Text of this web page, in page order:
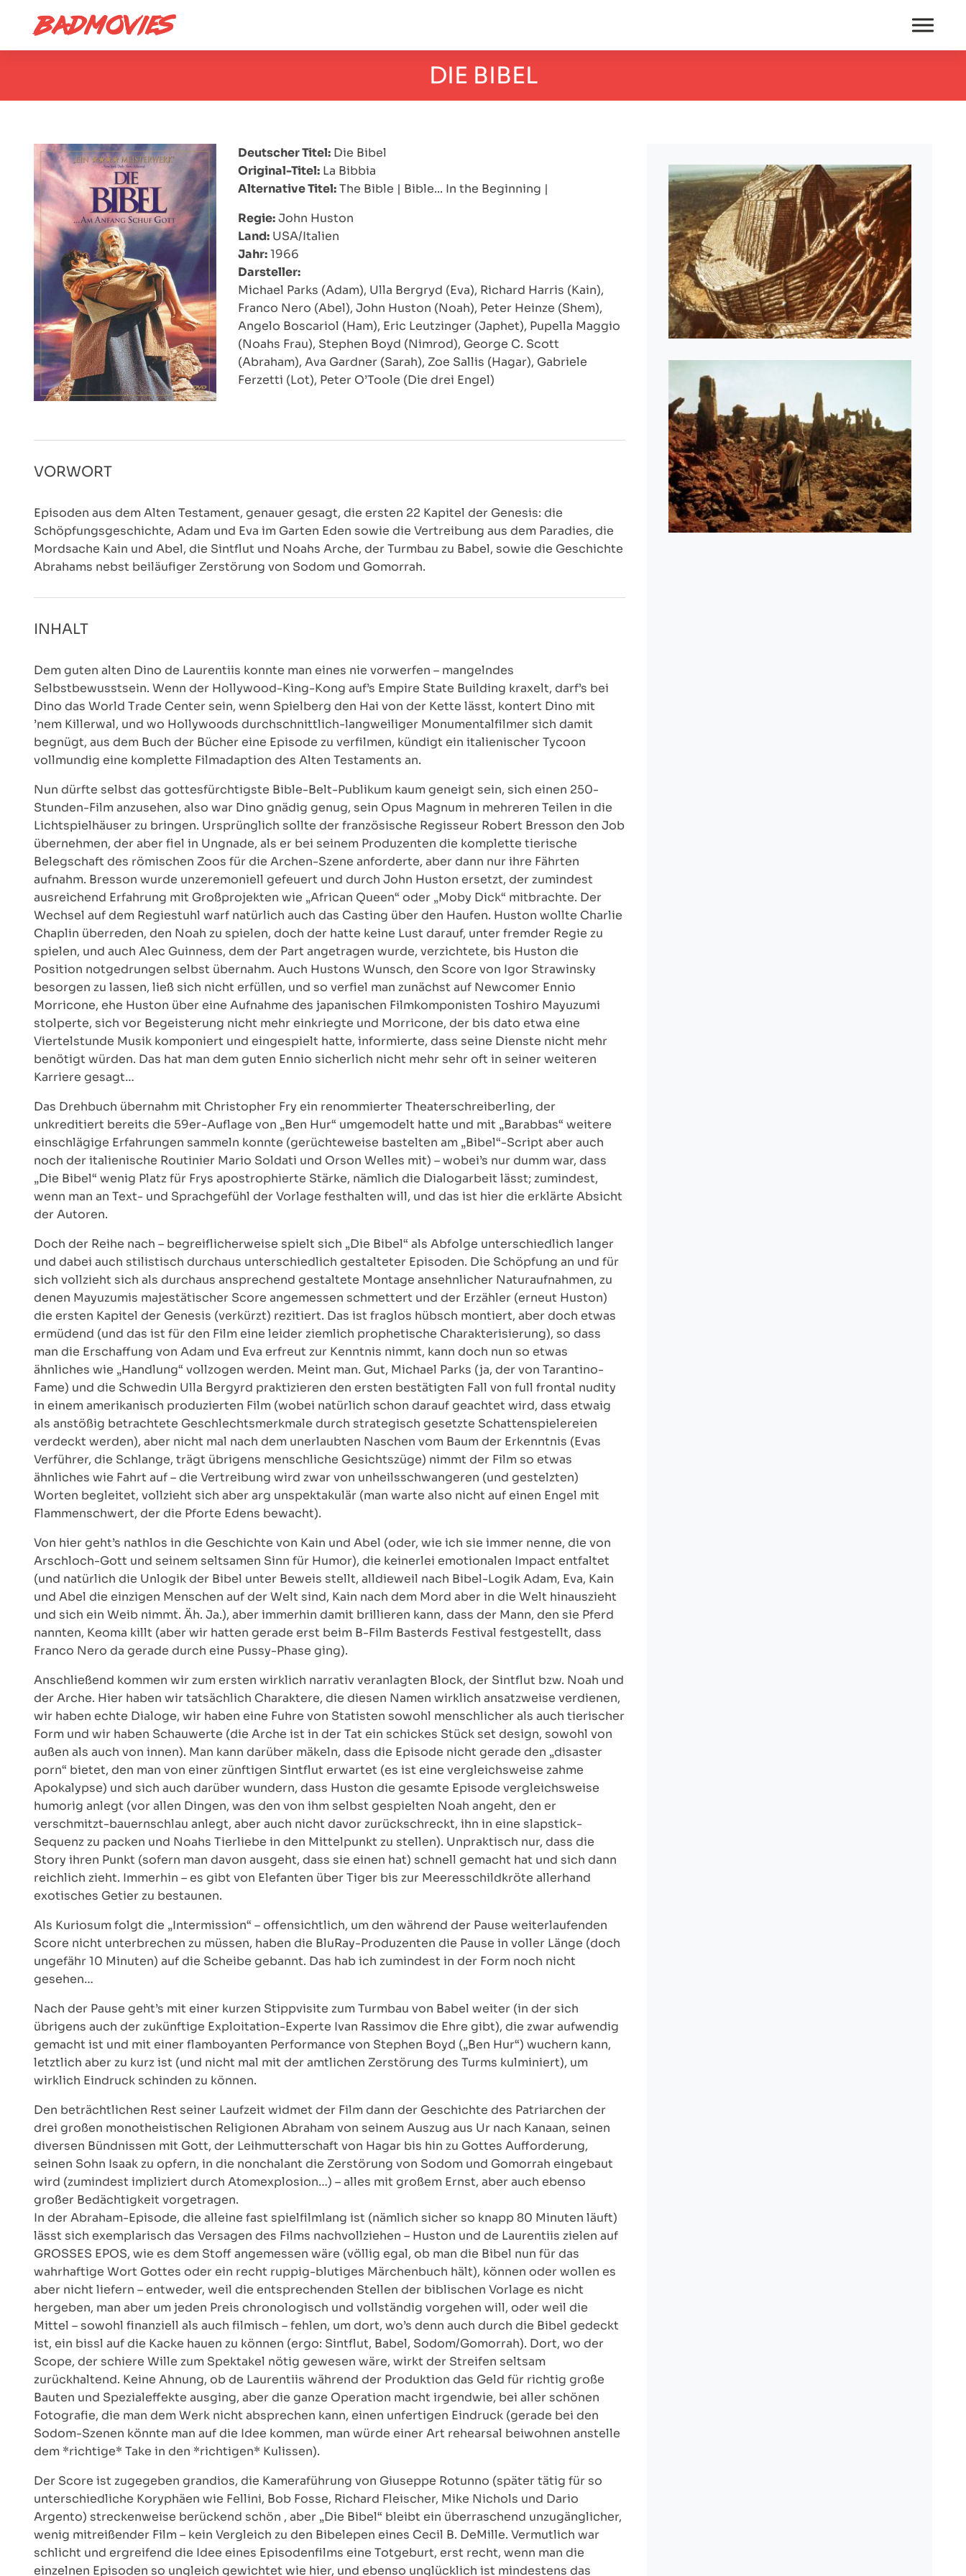
DIE BIBEL
Deutscher Titel: Die Bibel
Original-Titel: La Bibbia
Alternative Titel: The Bible | Bible... In the Beginning |
Regie:John Huston
Land: USA/Italien
Jahr:1966
Darsteller:
Michael Parks (Adam), Ulla Bergryd (Eva), Richard Harris (Kain),
Franco Nero (Abel), John Huston (Noah), Peter Heinze (Shem),
Angelo Boscariol (Ham), Eric Leutzinger (Japhet), Pupella Maggio
(Noahs Frau), Stephen Boyd (Nimrod), George C. Scott
(Abraham), Ava Gardner (Sarah), Zoe Sallis (Hagar), Gabriele
Ferzetti (Lot), Peter O’Toole (Die drei Engel)
VORWORT
Episoden aus dem Alten Testament, genauer gesagt, die ersten 22 Kapitel der Genesis: die
Schöpfungsgeschichte, Adam und Eva im Garten Eden sowie die Vertreibung aus dem Paradies, die
Mordsache Kain und Abel, die Sintflut und Noahs Arche, der Turmbau zu Babel, sowie die Geschichte
Abrahams nebst beiläufiger Zerstörung von Sodom und Gomorrah.
INHALT
Dem guten alten Dino de Laurentiis konnte man eines nie vorwerfen – mangelndes
Selbstbewusstsein. Wenn der Hollywood-King-Kong auf’s Empire State Building kraxelt, darf’s bei
Dino das World Trade Center sein, wenn Spielberg den Hai von der Kette lässt, kontert Dino mit
’nem Killerwal, und wo Hollywoods durchschnittlich-langweiliger Monumentalfilmer sich damit
begnügt, aus dem Buch der Bücher eine Episode zu verfilmen, kündigt ein italienischer Tycoon
vollmundig eine komplette Filmadaption des Alten Testaments an.
Nun dürfte selbst das gottesfürchtigste Bible-Belt-Publikum kaum geneigt sein, sich einen 250-
Stunden-Film anzusehen, also war Dino gnädig genug, sein Opus Magnum in mehreren Teilen in die
Lichtspielhäuser zu bringen. Ursprünglich sollte der französische Regisseur Robert Bresson den Job
übernehmen, der aber fiel in Ungnade, als er bei seinem Produzenten die komplette tierische
Belegschaft des römischen Zoos für die Archen-Szene anforderte, aber dann nur ihre Fährten
aufnahm. Bresson wurde unzeremoniell gefeuert und durch John Huston ersetzt, der zumindest
ausreichend Erfahrung mit Großprojekten wie „African Queen“ oder „Moby Dick“ mitbrachte. Der
Wechsel auf dem Regiestuhl warf natürlich auch das Casting über den Haufen. Huston wollte Charlie
Chaplin überreden, den Noah zu spielen, doch der hatte keine Lust darauf, unter fremder Regie zu
spielen, und auch Alec Guinness, dem der Part angetragen wurde, verzichtete, bis Huston die
Position notgedrungen selbst übernahm. Auch Hustons Wunsch, den Score von Igor Strawinsky
besorgen zu lassen, ließ sich nicht erfüllen, und so verfiel man zunächst auf Newcomer Ennio
Morricone, ehe Huston über eine Aufnahme des japanischen Filmkomponisten Toshiro Mayuzumi
stolperte, sich vor Begeisterung nicht mehr einkriegte und Morricone, der bis dato etwa eine
Viertelstunde Musik komponiert und eingespielt hatte, informierte, dass seine Dienste nicht mehr
benötigt würden. Das hat man dem guten Ennio sicherlich nicht mehr sehr oft in seiner weiteren
Karriere gesagt…
Das Drehbuch übernahm mit Christopher Fry ein renommierter Theaterschreiberling, der
unkreditiert bereits die 59er-Auflage von „Ben Hur“ umgemodelt hatte und mit „Barabbas“ weitere
einschlägige Erfahrungen sammeln konnte (gerüchteweise bastelten am „Bibel“-Script aber auch
noch der italienische Routinier Mario Soldati und Orson Welles mit) – wobei’s nur dumm war, dass
„Die Bibel“ wenig Platz für Frys apostrophierte Stärke, nämlich die Dialogarbeit lässt; zumindest,
wenn man an Text- und Sprachgefühl der Vorlage festhalten will, und das ist hier die erklärte Absicht
der Autoren.
Doch der Reihe nach – begreiflicherweise spielt sich „Die Bibel“ als Abfolge unterschiedlich langer
und dabei auch stilistisch durchaus unterschiedlich gestalteter Episoden. Die Schöpfung an und für
sich vollzieht sich als durchaus ansprechend gestaltete Montage ansehnlicher Naturaufnahmen, zu
denen Mayuzumis majestätischer Score angemessen schmettert und der Erzähler (erneut Huston)
die ersten Kapitel der Genesis (verkürzt) rezitiert. Das ist fraglos hübsch montiert, aber doch etwas
ermüdend (und das ist für den Film eine leider ziemlich prophetische Charakterisierung), so dass
man die Erschaffung von Adam und Eva erfreut zur Kenntnis nimmt, kann doch nun so etwas
ähnliches wie „Handlung“ vollzogen werden. Meint man. Gut, Michael Parks (ja, der von Tarantino-
Fame) und die Schwedin Ulla Bergyrd praktizieren den ersten bestätigten Fall von full frontal nudity
in einem amerikanisch produzierten Film (wobei natürlich schon darauf geachtet wird, dass etwaig
als anstößig betrachtete Geschlechtsmerkmale durch strategisch gesetzte Schattenspielereien
verdeckt werden), aber nicht mal nach dem unerlaubten Naschen vom Baum der Erkenntnis (Evas
Verführer, die Schlange, trägt übrigens menschliche Gesichtszüge) nimmt der Film so etwas
ähnliches wie Fahrt auf – die Vertreibung wird zwar von unheilsschwangeren (und gestelzten)
Worten begleitet, vollzieht sich aber arg unspektakulär (man warte also nicht auf einen Engel mit
Flammenschwert, der die Pforte Edens bewacht).
Von hier geht’s nathlos in die Geschichte von Kain und Abel (oder, wie ich sie immer nenne, die von
Arschloch-Gott und seinem seltsamen Sinn für Humor), die keinerlei emotionalen Impact entfaltet
(und natürlich die Unlogik der Bibel unter Beweis stellt, alldieweil nach Bibel-Logik Adam, Eva, Kain
und Abel die einzigen Menschen auf der Welt sind, Kain nach dem Mord aber in die Welt hinauszieht
und sich ein Weib nimmt. Äh. Ja.), aber immerhin damit brillieren kann, dass der Mann, den sie Pferd
nannten, Keoma killt (aber wir hatten gerade erst beim B-Film Basterds Festival festgestellt, dass
Franco Nero da gerade durch eine Pussy-Phase ging).
Anschließend kommen wir zum ersten wirklich narrativ veranlagten Block, der Sintflut bzw. Noah und
der Arche. Hier haben wir tatsächlich Charaktere, die diesen Namen wirklich ansatzweise verdienen,
wir haben echte Dialoge, wir haben eine Fuhre von Statisten sowohl menschlicher als auch tierischer
Form und wir haben Schauwerte (die Arche ist in der Tat ein schickes Stück set design, sowohl von
außen als auch von innen). Man kann darüber mäkeln, dass die Episode nicht gerade den „disaster
porn“ bietet, den man von einer zünftigen Sintflut erwartet (es ist eine vergleichsweise zahme
Apokalypse) und sich auch darüber wundern, dass Huston die gesamte Episode vergleichsweise
humorig anlegt (vor allen Dingen, was den von ihm selbst gespielten Noah angeht, den er
verschmitzt-bauernschlau anlegt, aber auch nicht davor zurückschreckt, ihn in eine slapstick-
Sequenz zu packen und Noahs Tierliebe in den Mittelpunkt zu stellen). Unpraktisch nur, dass die
Story ihren Punkt (sofern man davon ausgeht, dass sie einen hat) schnell gemacht hat und sich dann
reichlich zieht. Immerhin – es gibt von Elefanten über Tiger bis zur Meeresschildkröte allerhand
exotisches Getier zu bestaunen.
Als Kuriosum folgt die „Intermission“ – offensichtlich, um den während der Pause weiterlaufenden
Score nicht unterbrechen zu müssen, haben die BluRay-Produzenten die Pause in voller Länge (doch
ungefähr 10 Minuten) auf die Scheibe gebannt. Das hab ich zumindest in der Form noch nicht
gesehen…
Nach der Pause geht’s mit einer kurzen Stippvisite zum Turmbau von Babel weiter (in der sich
übrigens auch der zukünftige Exploitation-Experte Ivan Rassimov die Ehre gibt), die zwar aufwendig
gemacht ist und mit einer flamboyanten Performance von Stephen Boyd („Ben Hur“) wuchern kann,
letztlich aber zu kurz ist (und nicht mal mit der amtlichen Zerstörung des Turms kulminiert), um
wirklich Eindruck schinden zu können.
Den beträchtlichen Rest seiner Laufzeit widmet der Film dann der Geschichte des Patriarchen der
drei großen monotheistischen Religionen Abraham von seinem Auszug aus Ur nach Kanaan, seinen
diversen Bündnissen mit Gott, der Leihmutterschaft von Hagar bis hin zu Gottes Aufforderung,
seinen Sohn Isaak zu opfern, in die nonchalant die Zerstörung von Sodom und Gomorrah eingebaut
wird (zumindest impliziert durch Atomexplosion…) – alles mit großem Ernst, aber auch ebenso
großer Bedächtigkeit vorgetragen.
In der Abraham-Episode, die alleine fast spielfilmlang ist (nämlich sicher so knapp 80 Minuten läuft)
lässt sich exemplarisch das Versagen des Films nachvollziehen – Huston und de Laurentiis zielen auf
GROSSES EPOS, wie es dem Stoff angemessen wäre (völlig egal, ob man die Bibel nun für das
wahrhaftige Wort Gottes oder ein recht ruppig-blutiges Märchenbuch hält), können oder wollen es
aber nicht liefern – entweder, weil die entsprechenden Stellen der biblischen Vorlage es nicht
hergeben, man aber um jeden Preis chronologisch und vollständig vorgehen will, oder weil die
Mittel – sowohl finanziell als auch filmisch – fehlen, um dort, wo’s denn auch durch die Bibel gedeckt
ist, ein bissl auf die Kacke hauen zu können (ergo: Sintflut, Babel, Sodom/Gomorrah). Dort, wo der
Scope, der schiere Wille zum Spektakel nötig gewesen wäre, wirkt der Streifen seltsam
zurückhaltend. Keine Ahnung, ob de Laurentiis während der Produktion das Geld für richtig große
Bauten und Spezialeffekte ausging, aber die ganze Operation macht irgendwie, bei aller schönen
Fotografie, die man dem Werk nicht absprechen kann, einen unfertigen Eindruck (gerade bei den
Sodom-Szenen könnte man auf die Idee kommen, man würde einer Art rehearsal beiwohnen anstelle
dem *richtige* Take in den *richtigen* Kulissen).
Der Score ist zugegeben grandios, die Kameraführung von Giuseppe Rotunno (später tätig für so
unterschiedliche Koryphäen wie Fellini, Bob Fosse, Richard Fleischer, Mike Nichols und Dario
Argento) streckenweise berückend schön , aber „Die Bibel“ bleibt ein überraschend unzugänglicher,
wenig mitreißender Film – kein Vergleich zu den Bibelepen eines Cecil B. DeMille. Vermutlich war
schlicht und ergreifend die Idee eines Episodenfilms eine Totgeburt, erst recht, wenn man die
einzelnen Episoden so ungleich gewichtet wie hier, und ebenso unglücklich ist mindestens das